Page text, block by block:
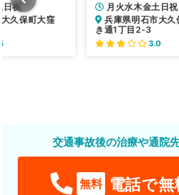
月火水木金土日祝
兵庫県明石市大久
き通1丁目2-3
3.0
祝
久保町大窪
交通事故後の治療や通院
無料 電話で